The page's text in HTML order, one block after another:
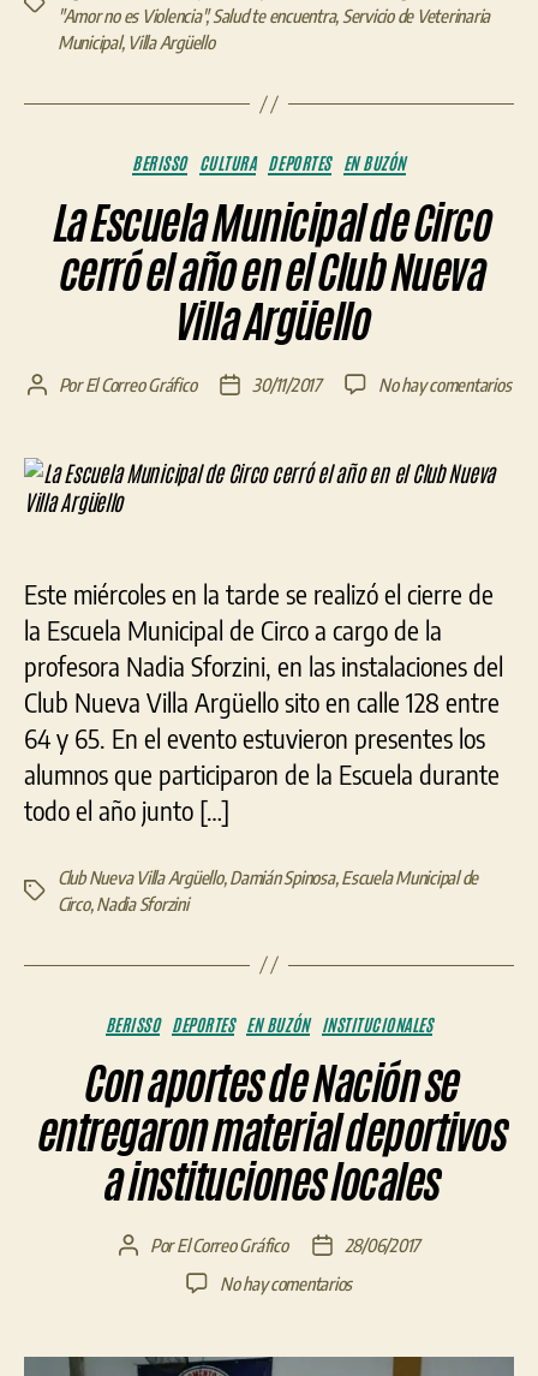
"Amor no es Violencia",Salud te encuentra, Servicio de Veterinaria
Municipal, Villa Argüello
Categorías
BERISSO CULTURA DEPORTES EN BUZÓN
La Escuela Municipal de Circo
cerró el año en el Club Nueva
Villa Argüello
Autor
entrada
PorEl Correo Gráfico
Fecha
entrada
30/11/2017 No hay comentariosen
Este miércoles en la tarde se realizó el cierre de
la Escuela Municipal de Circo a cargo de la
profesora Nadia Sforzini, en las instalaciones del
Club Nueva Villa Argüello sito en calle 128 entre
64 y 65. En el evento estuvieron presentes los
alumnos que participaron de la Escuela durante
todo el año junto […]
Etiquetas
Club Nueva Villa Argüello,Damián Spinosa,Escuela Municipal de
Circo,Nadia Sforzini
Categorías
BERISSO DEPORTES EN BUZÓN INSTITUCIONALES
Con aportes de Nación se
entregaron material deportivos
a instituciones locales
AutorPorEl Correo Gráfico
Fecha
de
28/06/2017
No hay comentariosen
de